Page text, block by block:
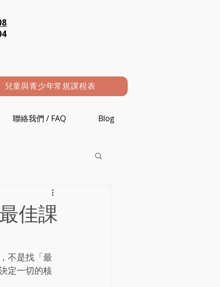
兒童與青少年常規課程表
聯絡我們 / FAQ Blog
佳課
不是找「最
定一切的核